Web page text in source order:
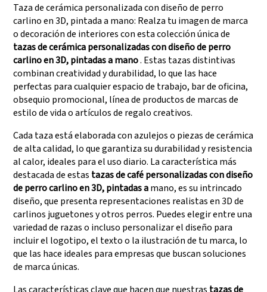
que pueden satisfacer
grandes demandas de
producción.
(Walmart), FAMA
(Disney), UNIVERSAL y
TARGET
Taza de cerámica personalizada con diseño de perro
carlino en 3D, pintada a mano: Realza tu imagen de marca
o decoración de interiores con esta colección única de
tazas de cerámica personalizadas con diseño de perro
carlino en 3D, pintadas a mano. Estas tazas distintivas
combinan creatividad y durabilidad, lo que las hace
perfectas para cualquier espacio de trabajo, bar de oficina,
obsequio promocional, línea de productos de marcas de
estilo de vida o artículos de regalo creativos.
Cada taza está elaborada con azulejos o piezas de cerámica
de alta calidad, lo que garantiza su durabilidad y resistencia
al calor, ideales para el uso diario. La característica más
destacada de estas tazas de café personalizadas con diseño
de perro carlino en 3D, pintadas amano, es su intrincado
diseño, que presenta representaciones realistas en 3D de
carlinos juguetones y otros perros. Puedes elegir entre una
variedad de razas o incluso personalizar el diseño para
incluir el logotipo, el texto o la ilustración de tu marca, lo
que las hace ideales para empresas que buscan soluciones
de marca únicas.